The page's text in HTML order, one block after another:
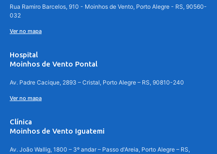
Rua Ramiro Barcelos, 910 - Moinhos de Vento, Porto Alegre - RS, 90560-
032
Ver no mapa
Hospital
Moinhos de Vento Pontal
Av. Padre Cacique, 2893 – Cristal, Porto Alegre – RS, 90810-240
Ver no mapa
Clínica
Moinhos de Vento Iguatemi
Av. João Wallig, 1800 – 3º andar – Passo d'Areia, Porto Alegre – RS,